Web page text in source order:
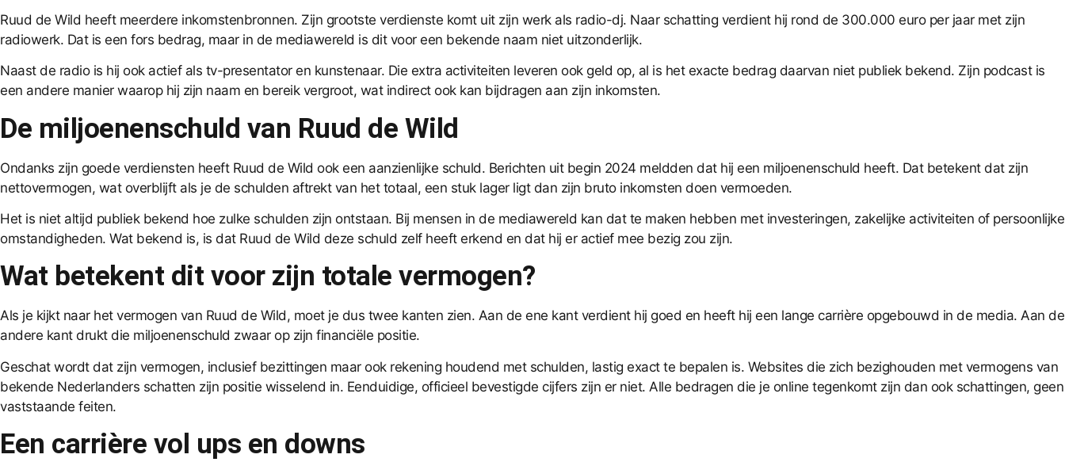
Ruud de Wild heeft meerdere inkomstenbronnen. Zijn grootste verdienste komt uit zijn werk als radio-dj. Naar schatting verdient hij rond de 300.000 euro per jaar met zijn
radiowerk. Dat is een fors bedrag, maar in de mediawereld is dit voor een bekende naam niet uitzonderlijk.
Naast de radio is hij ook actief als tv-presentator en kunstenaar. Die extra activiteiten leveren ook geld op, al is het exacte bedrag daarvan niet publiek bekend. Zijn podcast is
een andere manier waarop hij zijn naam en bereik vergroot, wat indirect ook kan bijdragen aan zijn inkomsten.
De miljoenenschuld van Ruud de Wild
Ondanks zijn goede verdiensten heeft Ruud de Wild ook een aanzienlijke schuld. Berichten uit begin 2024 meldden dat hij een miljoenenschuld heeft. Dat betekent dat zijn
nettovermogen, wat overblijft als je de schulden aftrekt van het totaal, een stuk lager ligt dan zijn bruto inkomsten doen vermoeden.
Het is niet altijd publiek bekend hoe zulke schulden zijn ontstaan. Bij mensen in de mediawereld kan dat te maken hebben met investeringen, zakelijke activiteiten of persoonlijke
omstandigheden. Wat bekend is, is dat Ruud de Wild deze schuld zelf heeft erkend en dat hij er actief mee bezig zou zijn.
Wat betekent dit voor zijn totale vermogen?
Als je kijkt naar het vermogen van Ruud de Wild, moet je dus twee kanten zien. Aan de ene kant verdient hij goed en heeft hij een lange carrière opgebouwd in de media. Aan de
andere kant drukt die miljoenenschuld zwaar op zijn financiële positie.
Geschat wordt dat zijn vermogen, inclusief bezittingen maar ook rekening houdend met schulden, lastig exact te bepalen is. Websites die zich bezighouden met vermogens van
bekende Nederlanders schatten zijn positie wisselend in. Eenduidige, officieel bevestigde cijfers zijn er niet. Alle bedragen die je online tegenkomt zijn dan ook schattingen, geen
vaststaande feiten.
Een carrière vol ups en downs